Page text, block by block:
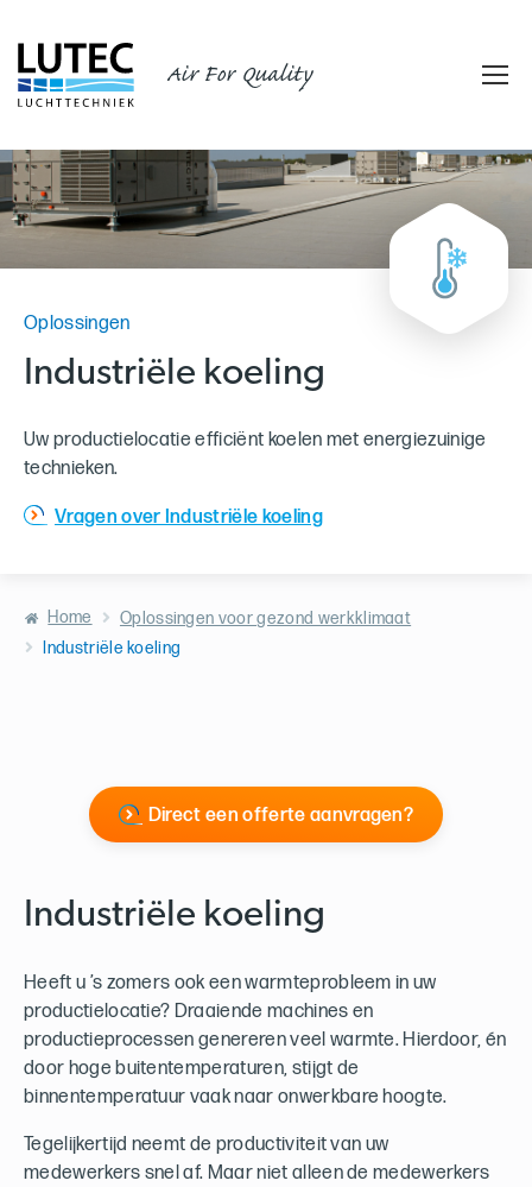
Air For Quality
Oplossingen
Industriële koeling
Uw productielocatie efficiënt koelen met energiezuinige
technieken.
Vragen over Industriële koeling
Home
Oplossingen voor gezond werkklimaat
Industriële koeling
Direct een offerte aanvragen?
Industriële koeling
Heeft u ’s zomers ook een warmteprobleem in uw
productielocatie? Draaiende machines en
productieprocessen genereren veel warmte. Hierdoor, én
door hoge buitentemperaturen, stijgt de
binnentemperatuur vaak naar onwerkbare hoogte.
Tegelijkertijd neemt de productiviteit van uw
medewerkers snel af. Maar niet alleen de medewerkers